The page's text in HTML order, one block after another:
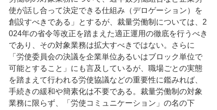
使が話し合って決定できる仕組み（デロゲーション）を
創設すべきである」とするが、裁量労働制については、2
024年の省令等改正を踏まえた適正運用の徹底を行うべき
であり、その対象業務は拡大すべきではない。さらに
「労使委員会の決議を企業単位あるいはブロック単位で
可能とすること」にも言及しているが、職場ごとの実態
を踏まえて行われる労使協議などの重要性に鑑みれば、
手続きの緩和や簡素化は不要である。裁量労働制の対象
業務に限らず、「労使コミュニケーション」の名の下